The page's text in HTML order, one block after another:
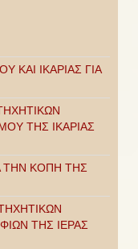
ΙΚΑΡΙΑΣ ΓΙΑ
ΤΗΣ ΙΚΑΡΙΑΣ
ΤΗΝ ΚΟΠΗ ΤΗΣ
ΤΗΣ ΙΕΡΑΣ